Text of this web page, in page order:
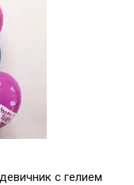
с гелием